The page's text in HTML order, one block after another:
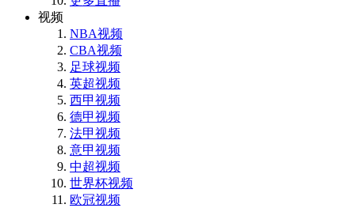
视频
NBA视频
CBA视频
足球视频
英超视频
西甲视频
德甲视频
法甲视频
意甲视频
中超视频
世界杯视频
欧冠视频